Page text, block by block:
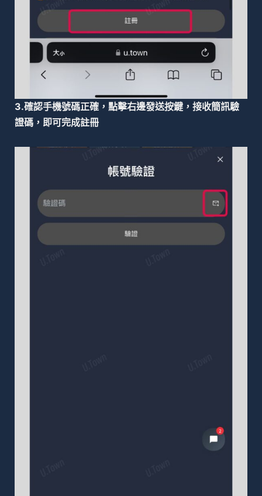
3.確認手機號碼正確，點擊右邊發送按鍵，接收簡訊驗
證碼，即可完成註冊